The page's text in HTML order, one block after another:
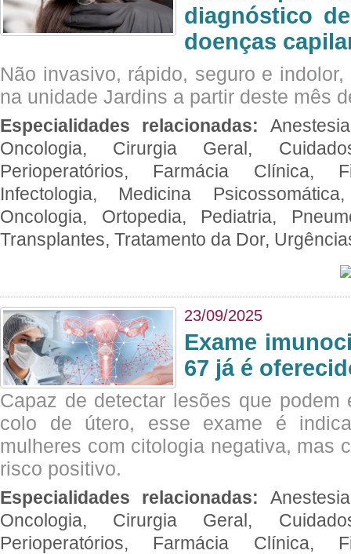
diagnóstico
doenças
Não invasivo, rápido, seguro e
na unidade Jardins a partir deste mês
Especialidades relacionadas:
Oncologia, Cirurgia Geral,
Perioperatórios, Farmácia Clínica,
Infectologia, Medicina
Oncologia, Ortopedia, Pediatria,
Transplantes, Tratamento da Dor,
23/09/2025
Exame
67 já é
Capaz de detectar lesões que
colo de útero, esse exame é
mulheres com citologia negativa, mas
risco positivo.
Especialidades relacionadas:
Oncologia, Cirurgia Geral,
Perioperatórios, Farmácia Clínica,